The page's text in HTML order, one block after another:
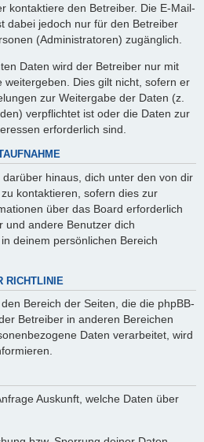
kontaktiere den Betreiber. Die E-Mail-
dabei jedoch nur für den Betreiber
(Administratoren) zugänglich.
Daten wird der Betreiber nur mit
Dies gilt nicht, sofern er
zur Weitergabe der Daten (z.
verpflichtet ist oder die Daten zur
erforderlich sind.
hinaus, dich unter den von dir
kontaktieren, sofern dies zur
über das Board erforderlich
und andere Benutzer dich
deinem persönlichen Bereich
RICHTLINIE
Bereich der Seiten, die die phpBB-
Betreiber in anderen Bereichen
Daten verarbeitet, wird
Auskunft, welche Daten über